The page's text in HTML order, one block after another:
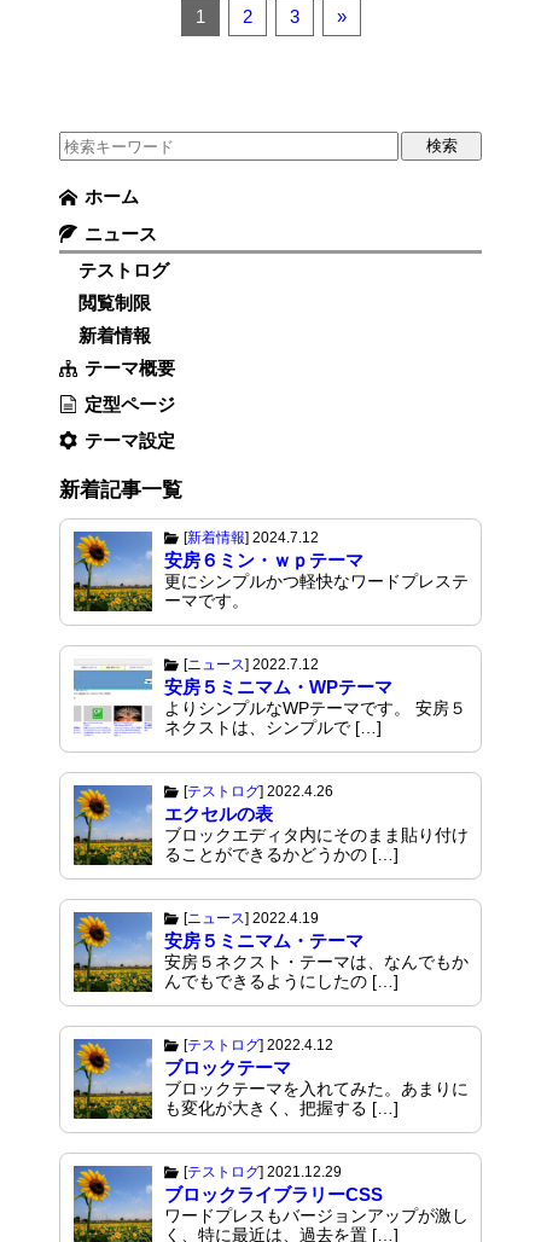
1 2 3 »
ホーム
ニュース
テストログ
閲覧制限
新着情報
テーマ概要
定型ページ
テーマ設定
新着記事一覧
[新着情報] 2024.7.12
安房６ミン・ｗｐテーマ
更にシンプルかつ軽快なワードプレステ
ーマです。
[ニュース] 2022.7.12
安房５ミニマム・WPテーマ
よりシンプルなWPテーマです。 安房５
ネクストは、シンプルで […]
[テストログ] 2022.4.26
エクセルの表
ブロックエディタ内にそのまま貼り付け
ることができるかどうかの […]
[ニュース] 2022.4.19
安房５ミニマム・テーマ
安房５ネクスト・テーマは、なんでもか
んでもできるようにしたの […]
[テストログ] 2022.4.12
ブロックテーマ
ブロックテーマを入れてみた。あまりに
も変化が大きく、把握する […]
[テストログ] 2021.12.29
ブロックライブラリーCSS
ワードプレスもバージョンアップが激し
く、特に最近は、過去を置 […]